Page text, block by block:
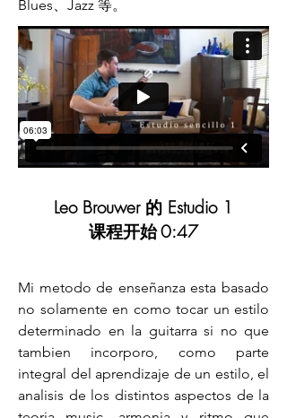
Blues、Jazz 等。
Leo Brouwer 的 Estudio 1
课程开始0:47
Mi metodo de enseñanza esta basado
no solamente en como tocar un estilo
determinado en la guitarra si no que
tambien incorporo, como parte
integral del aprendizaje de un estilo, el
analisis de los distintos aspectos de la